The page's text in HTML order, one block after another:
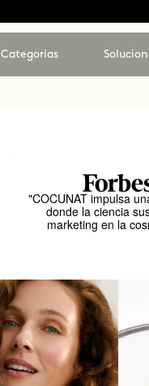
Categorías
"COCUNAT impulsa
donde la ciencia
marketing en la